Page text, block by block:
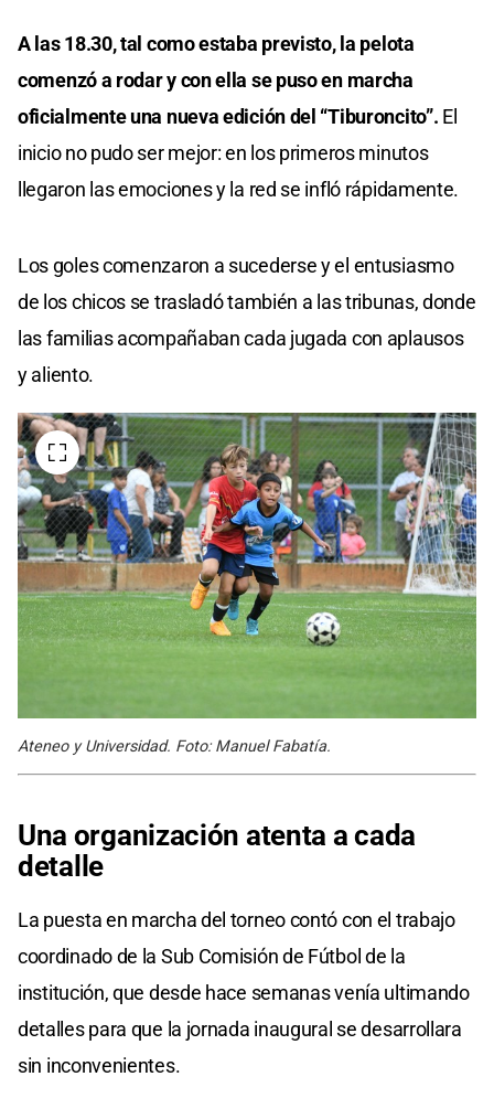
A las 18.30, tal como estaba previsto, la pelota
comenzó a rodar y con ella se puso en marcha
oficialmente una nueva edición del “Tiburoncito”. El
inicio no pudo ser mejor: en los primeros minutos
llegaron las emociones y la red se infló rápidamente.
Los goles comenzaron a sucederse y el entusiasmo
de los chicos se trasladó también a las tribunas, donde
las familias acompañaban cada jugada con aplausos
y aliento.
Ateneo y Universidad. Foto: Manuel Fabatía.
Una organización atenta a cada
detalle
La puesta en marcha del torneo contó con el trabajo
coordinado de la Sub Comisión de Fútbol de la
institución, que desde hace semanas venía ultimando
detalles para que la jornada inaugural se desarrollara
sin inconvenientes.